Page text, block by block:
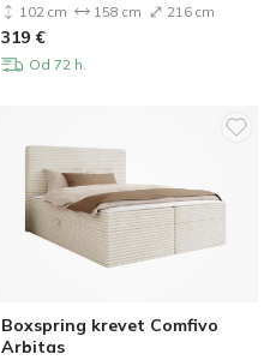
102 cm 158 cm 216 cm
319 €
Od 72 h.
Boxspring krevet Comfivo
Arbitas